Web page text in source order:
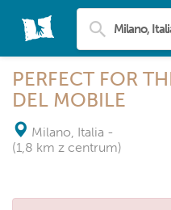
PERFECT FOR
DEL MOBILE
Milano, Italia -
(1,8 km z centrum)